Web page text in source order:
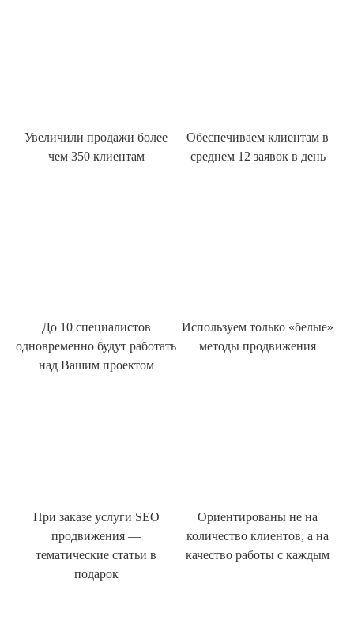
Увеличили продажи более
чем 350 клиентам
Обеспечиваем клиентам в
среднем 12 заявок в день
До 10 специалистов
одновременно будут работать
над Вашим проектом
Используем только «белые»
методы продвижения
При заказе услуги SEO
продвижения —
тематические статьи в
подарок
Ориентированы не на
количество клиентов, а на
качество работы с каждым